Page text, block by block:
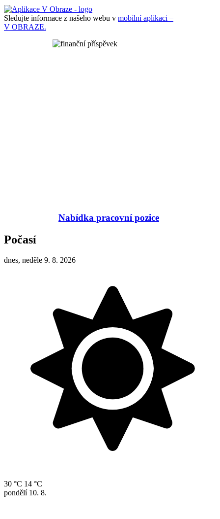
Sledujte informace z našeho webu v mobilní aplikaci –
V OBRAZE.
Nabídka pracovní pozice
Počasí
dnes, neděle 9. 8. 2026
30 °C 14 °C
pondělí 10. 8.